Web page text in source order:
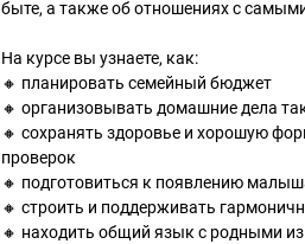
быте, а также об отношениях с
На курсе вы узнаете, как:
🔸 планировать семейный бюджет
🔸 организовывать домашние дела
🔸 сохранять здоровье и хорошую
проверок
🔸 подготовиться к появлению
🔸 строить и поддерживать
🔸 находить общий язык с родными